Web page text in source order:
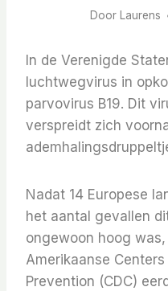
Door Laurens
In de Verenigde
luchtwegvirus in
parvovirus B19. Dit
verspreidt zich
Nadat 14 Europese
het aantal gevallen
ongewoon hoog
Amerikaanse
Prevention (CDC)